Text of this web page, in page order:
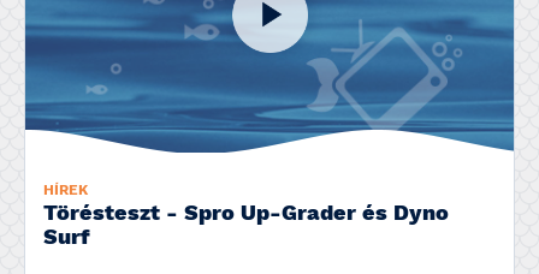
HÍREK
Törésteszt - Spro Up-Grader és Dyno
Surf